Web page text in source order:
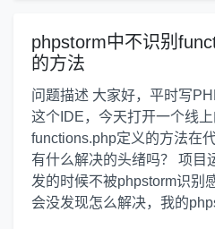
phpstorm中不识别
的方法
问题描述 大家好，平时写
这个IDE，今天打开一个线
functions.php定义的方法在
有什么解决的头绪吗？ 项目
发的时候不被phpstorm识别
会没发现怎么解决，我的